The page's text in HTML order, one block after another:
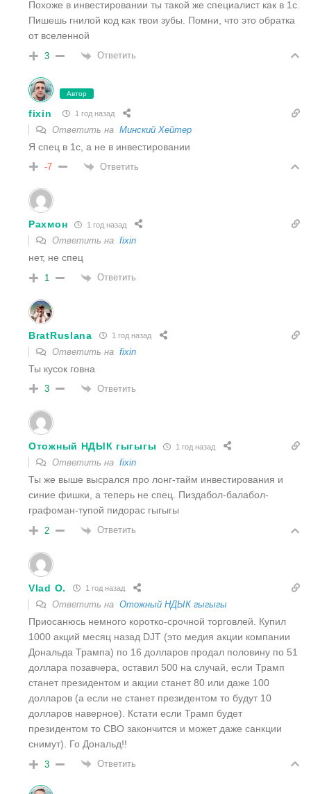
Похоже в инвестировании ты такой же специалист как в 1с.
Пишешь гнилой код как твои зубы. Помни, что это обратка
от вселенной
3 Ответить
Автор
fixin 1 год назад
Ответить на Минский Хейтер
Я спец в 1с, а не в инвестировании
-7 Ответить
Рахмон 1 год назад
Ответить на fixin
нет, не спец
1 Ответить
BratRuslana 1 год назад
Ответить на fixin
Ты кусок говна
3 Ответить
Отожный НДЫК гыгыгы 1 год назад
Ответить на fixin
Ты же выше высрался про лонг-тайм инвестирования и
синие фишки, а теперь не спец. Пиздабол-балабол-
графоман-тупой пидорас гыгыгы
2 Ответить
Vlad O. 1 год назад
Ответить на Отожный НДЫК гыгыгы
Приосанюсь немного коротко-срочной торговлей. Купил
1000 акций месяц назад DJT (это медия акции компании
Дональда Трампа) по 16 долларов продал половину по 51
доллара позавчера, оставил 500 на случай, если Трамп
станет президентом и акции станет 80 или даже 100
долларов (а если не станет президентом то будут 10
долларов наверное). Кстати если Трамп будет
президентом то СВО закончится и может даже санкции
снимут). Го Дональд!!
3 Ответить